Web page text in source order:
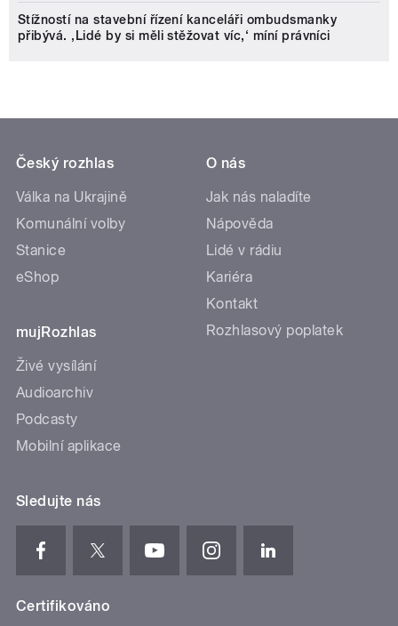
Stížností na stavební řízení kanceláři ombudsmanky
přibývá. ‚Lidé by si měli stěžovat víc,‘ míní právníci
Český rozhlas
Válka na Ukrajině
Komunální volby
Stanice
eShop
mujRozhlas
Živé vysílání
Audioarchiv
Podcasty
Mobilní aplikace
O nás
Jak nás naladíte
Nápověda
Lidé v rádiu
Kariéra
Kontakt
Rozhlasový poplatek
Sledujte nás
Certifikováno